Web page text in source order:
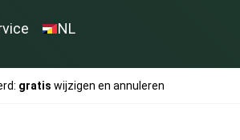
NL
gratis wijzigen en annuleren